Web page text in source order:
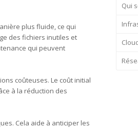
plus fluide, ce qui
des fichiers inutiles et
qui peuvent
coûteuses. Le coût initial
à la réduction des
Cela aide à anticiper les
Qui